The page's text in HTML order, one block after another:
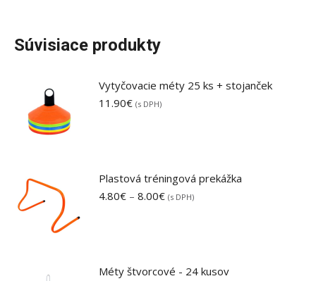
Súvisiace produkty
Vytyčovacie méty 25 ks + stojanček
11.90€ (s DPH)
Plastová tréningová prekážka
4.80€ – 8.00€Price
(s DPH)
Méty štvorcové - 24 kusov